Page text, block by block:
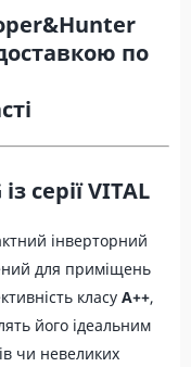
по
серії VITAL
інверторний
для приміщень
класу A++,
його ідеальним
чи невеликих